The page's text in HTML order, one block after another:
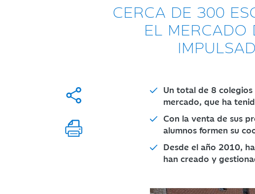
CERCA DE 300
EL MERCADO
Un total de 8
mercado, que ha
Con la venta de sus
alumnos formen su
Desde el año 2010,
han creado y